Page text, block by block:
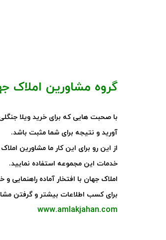
گروه مشاورین املاک
با صحبت هایی که برای خرید ویلا
آورید و نتیجه برای شما مثبت باشد.
از این رو برای این کار ما مشاورین
خدمات این مجموعه استفاده نمایید.
املاک جهان با افتخار آماده
برای کسب اطلاعات بیشتر و گرفتن
www.amlakjahan.com